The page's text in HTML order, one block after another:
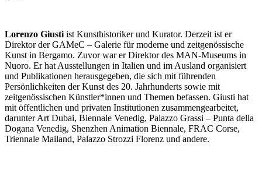
Lorenzo Giusti ist Kunsthistoriker und Kurator. Derzeit ist er
Direktor der GAMeC – Galerie für moderne und zeitgenössische
Kunst in Bergamo. Zuvor war er Direktor des MAN-Museums in
Nuoro. Er hat Ausstellungen in Italien und im Ausland organisiert
und Publikationen herausgegeben, die sich mit führenden
Persönlichkeiten der Kunst des 20. Jahrhunderts sowie mit
zeitgenössischen Künstler*innen und Themen befassen. Giusti hat
mit öffentlichen und privaten Institutionen zusammengearbeitet,
darunter Art Dubai, Biennale Venedig, Palazzo Grassi – Punta della
Dogana Venedig, Shenzhen Animation Biennale, FRAC Corse,
Triennale Mailand, Palazzo Strozzi Florenz und andere.